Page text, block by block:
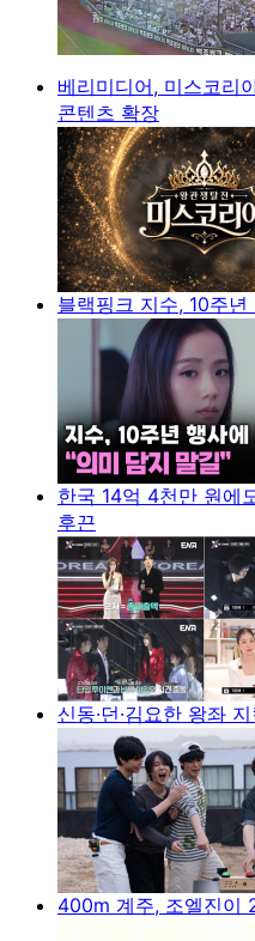
베리미디어, 미스코리
콘텐츠 확장
블랙핑크 지수, 10주년
한국 14억 4천만 원에
후끈
신동·던·김요한 왕좌
400m 계주, 조엘진이